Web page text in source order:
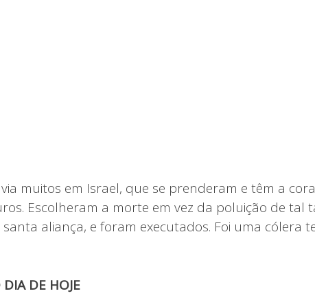
muitos em Israel, que se prenderam e têm a
Escolheram a morte em vez da poluição de tal
aliança, e foram executados. Foi uma cólera
DE HOJE